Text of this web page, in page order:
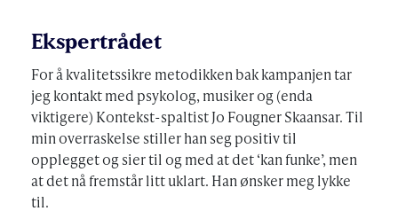
Ekspertrådet
For å kvalitetssikre metodikken bak kampanjen tar
jeg kontakt med psykolog, musiker og (enda
viktigere) Kontekst-spaltist Jo Fougner Skaansar. Til
min overraskelse stiller han seg positiv til
opplegget og sier til og med at det ‘kan funke’, men
at det nå fremstår litt uklart. Han ønsker meg lykke
til.